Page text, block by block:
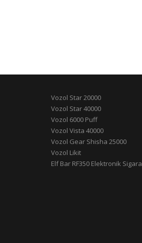
Vozol Star 20000
Vozol Star 40000
Vozol 6000 Puff
Vozol Vista 40000
Vozol Gear Shisha 25000
Vozol Likit
Elf Bar RF350 Elektronik Sigara